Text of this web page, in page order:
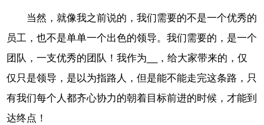
当然，就像我之前说的，我们需要的不是一个优秀的
员工，也不是单单一个出色的领导。我们需要的，是一个
团队，一支优秀的团队！我作为__，给大家带来的，仅
仅只是领导，是以为指路人，但是能不能走完这条路，只
有我们每个人都齐心协力的朝着目标前进的时候，才能到
达终点！